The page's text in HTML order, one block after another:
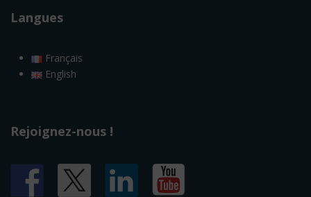
Langues
Français
English
Rejoignez-nous !